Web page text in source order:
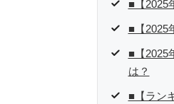
■【2025
■【2025
■【2025
は？
■【ラン